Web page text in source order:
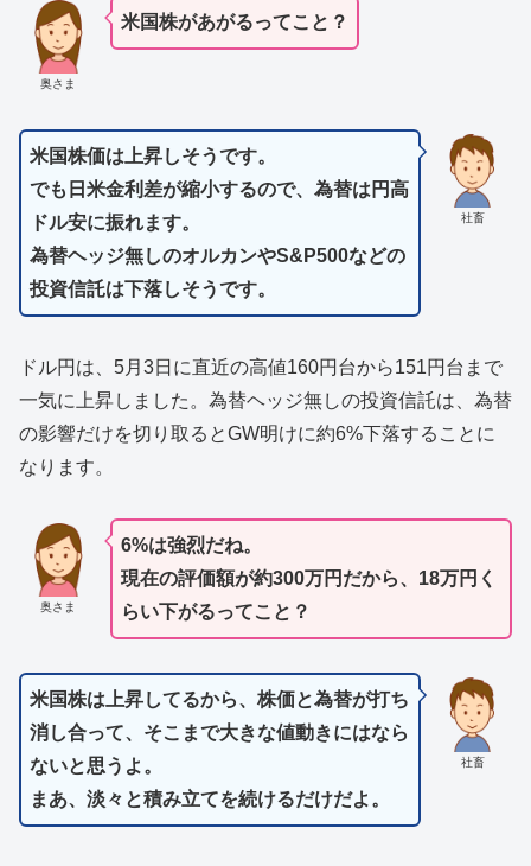
奥さま
米国株があがるってこと？
社畜
米国株価は上昇しそうです。
でも日米金利差が縮小するので、為替は円高
ドル安に振れます。
為替ヘッジ無しのオルカンやS&P500などの
投資信託は下落しそうです。
ドル円は、5月3日に直近の高値160円台から151円台まで
一気に上昇しました。為替ヘッジ無しの投資信託は、為替
の影響だけを切り取るとGW明けに約6%下落することに
なります。
奥さま
6%は強烈だね。
現在の評価額が約300万円だから、18万円く
らい下がるってこと？
社畜
米国株は上昇してるから、株価と為替が打ち
消し合って、そこまで大きな値動きにはなら
ないと思うよ。
まあ、淡々と積み立てを続けるだけだよ。